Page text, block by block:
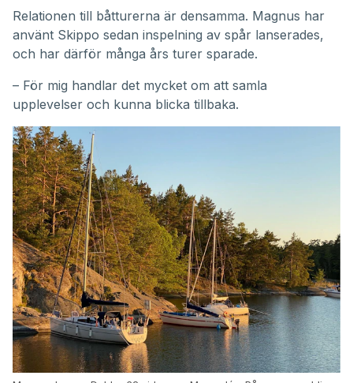
Relationen till båtturerna är densamma. Magnus har
använt Skippo sedan inspelning av spår lanserades,
och har därför många års turer sparade.
– För mig handlar det mycket om att samla
upplevelser och kunna blicka tillbaka.